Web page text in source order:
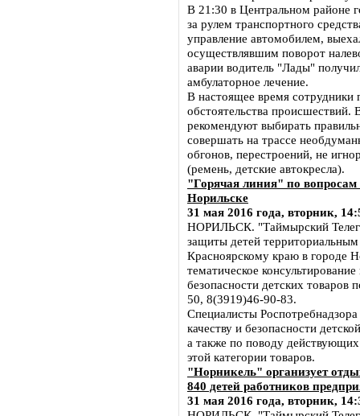
В 21:30 в Центральном районе
за рулем транспортного
управление автомобилем,
осуществлявшим поворот
аварии водитель "Лады"
амбулаторное лечение.
В настоящее время сотрудники
обстоятельства
рекомендуют выбирать
совершать на трассе
обгонов, перестроений, не
(ремень, детские автокресла).
"Горячая линия" по вопросам
Норильске
31 мая 2016 года, вторник,
НОРИЛЬСК. "Таймырский
защиты детей
Красноярскому краю в городе
тематическое
безопасности детских
50, 8(3919)46-90-83.
Специалисты
качеству и безопасности
а также по поводу
этой категории товаров.
"Норникель" организует
840 детей работников
31 мая 2016 года, вторник,